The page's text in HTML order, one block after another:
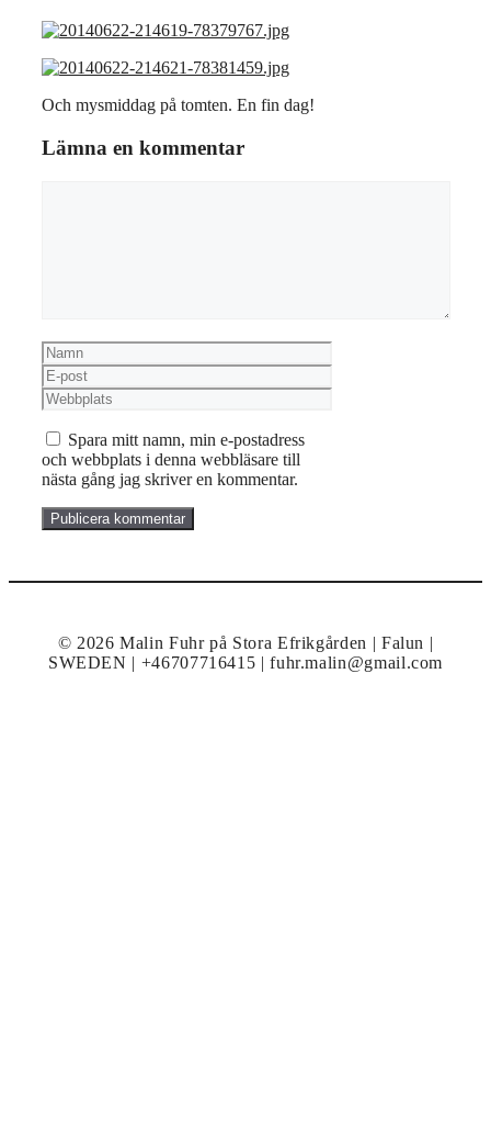
Och mysmiddag på tomten. En fin dag!
Lämna en kommentar
Namn
E-
post
Webbplats
Spara mitt namn, min e-postadress
och webbplats i denna webbläsare till
nästa gång jag skriver en kommentar.
© 2026 Malin Fuhr på Stora Efrikgården | Falun |
SWEDEN | +46707716415 | fuhr.malin@gmail.com